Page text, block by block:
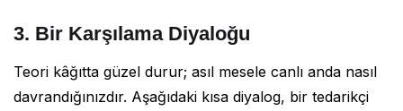
3. Bir Karşılama Diyaloğu
Teori kâğıtta güzel durur; asıl mesele canlı anda nasıl
davrandığınızdır. Aşağıdaki kısa diyalog, bir tedarikçi